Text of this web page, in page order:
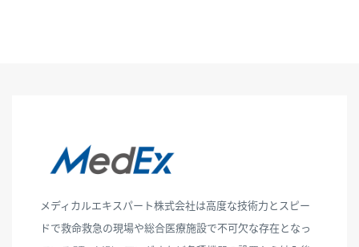
メディカルエキスパート株式会社は高度な技術力とスピー
ドで救命救急の現場や総合医療施設で不可欠な存在となっ